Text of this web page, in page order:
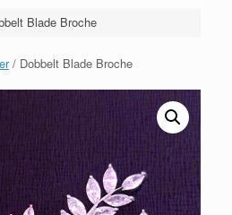
Blade Broche
/ Dobbelt Blade Broche